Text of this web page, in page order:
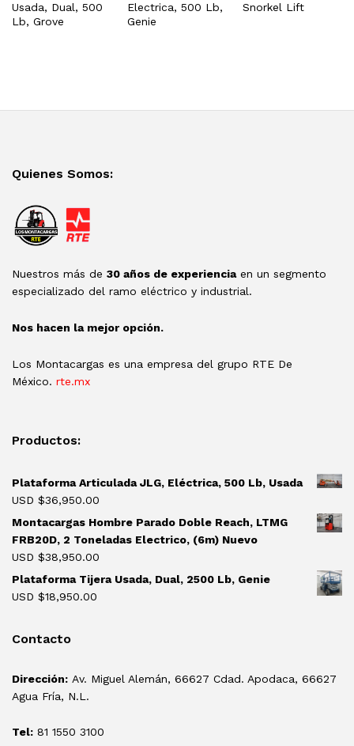
Usada, Dual, 500
Lb, Grove
Electrica, 500 Lb,
Genie
Snorkel Lift
Quienes Somos:
Nuestros más de 30 años de experienciaen un segmento
especializado del ramo eléctrico y industrial.
Nos hacen la mejor opción.
Los Montacargas es una empresa del grupo RTE De
México. rte.mx
Productos:
Plataforma Articulada JLG, Eléctrica, 500 Lb, Usada
USD $36,950.00
Montacargas Hombre Parado Doble Reach, LTMG
FRB20D, 2 Toneladas Electrico, (6m) Nuevo
USD $38,950.00
Plataforma Tijera Usada, Dual, 2500 Lb, Genie
USD $18,950.00
Contacto
Dirección: Av. Miguel Alemán, 66627 Cdad. Apodaca, 66627
Agua Fría, N.L.
Tel: 81 1550 3100